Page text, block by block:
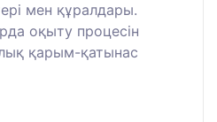
мен құралдары.
оқыту процесін
қарым-қатынас